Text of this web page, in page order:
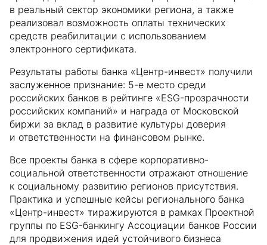
в реальный сектор экономики региона, а также
реализовал возможность оплаты технических
средств реабилитации с использованием
электронного сертификата.
Результаты работы банка «Центр-инвест» получили
заслуженное признание: 5-е место среди
российских банков в рейтинге «ESG-прозрачности
российских компаний» и награда от Московской
биржи за вклад в развитие культуры доверия
и ответственности на финансовом рынке.
Все проекты банка в сфере корпоративно-
социальной ответственности отражают отношение
к социальному развитию регионов присутствия.
Практика и успешные кейсы регионального банка
«Центр-инвест» тиражируются в рамках Проектной
группы по ESG-банкингу Ассоциации банков России
для продвижения идей устойчивого бизнеса